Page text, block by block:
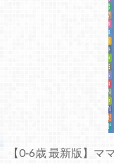
【0‐6歳 最新版】